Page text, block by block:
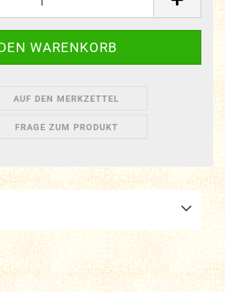
AUF DEN MERKZETTEL
FRAGE ZUM PRODUKT